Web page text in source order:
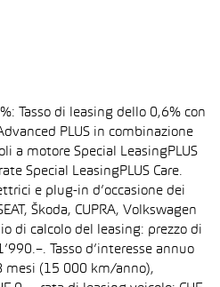
Tasso di leasing dello 0,6% con
PLUS in combinazione
a motore Special LeasingPLUS
Special LeasingPLUS Care.
e plug-in d’occasione dei
Škoda, CUPRA, Volkswagen
di calcolo del leasing: prezzo di
Tasso d’interesse annuo
mesi (15 000 km/anno),